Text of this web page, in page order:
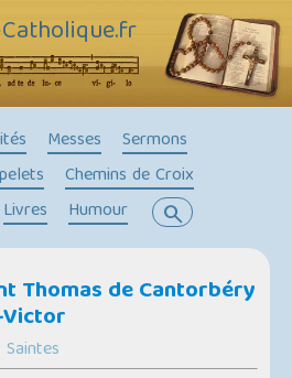
Messes
Sermons
Chemins de Croix
Livres Humour search
Thomas de Cantorbéry
Victor